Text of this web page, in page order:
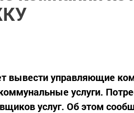
вывести управляющие
услуги.
услуг. Об этом